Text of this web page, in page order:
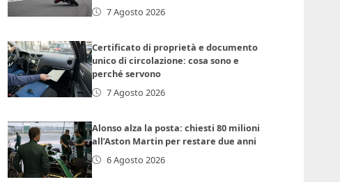
7 Agosto 2026
Certificato di proprietà e documento
unico di circolazione: cosa sono e
perché servono
7 Agosto 2026
Alonso alza la posta: chiesti 80 milioni
all’Aston Martin per restare due anni
6 Agosto 2026